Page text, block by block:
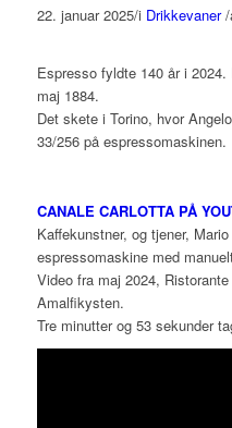
22. januar 2025/i Drikkevaner /
Espresso fyldte 140 år i
maj 1884.
Det skete i Torino, hvor
33/256 på espressomaskinen.
CANALE CARLOTTA PÅ
Kaffekunstner, og tjener,
espressomaskine med
Video fra maj 2024,
Amalfikysten.
Tre minutter og 53 sekunder